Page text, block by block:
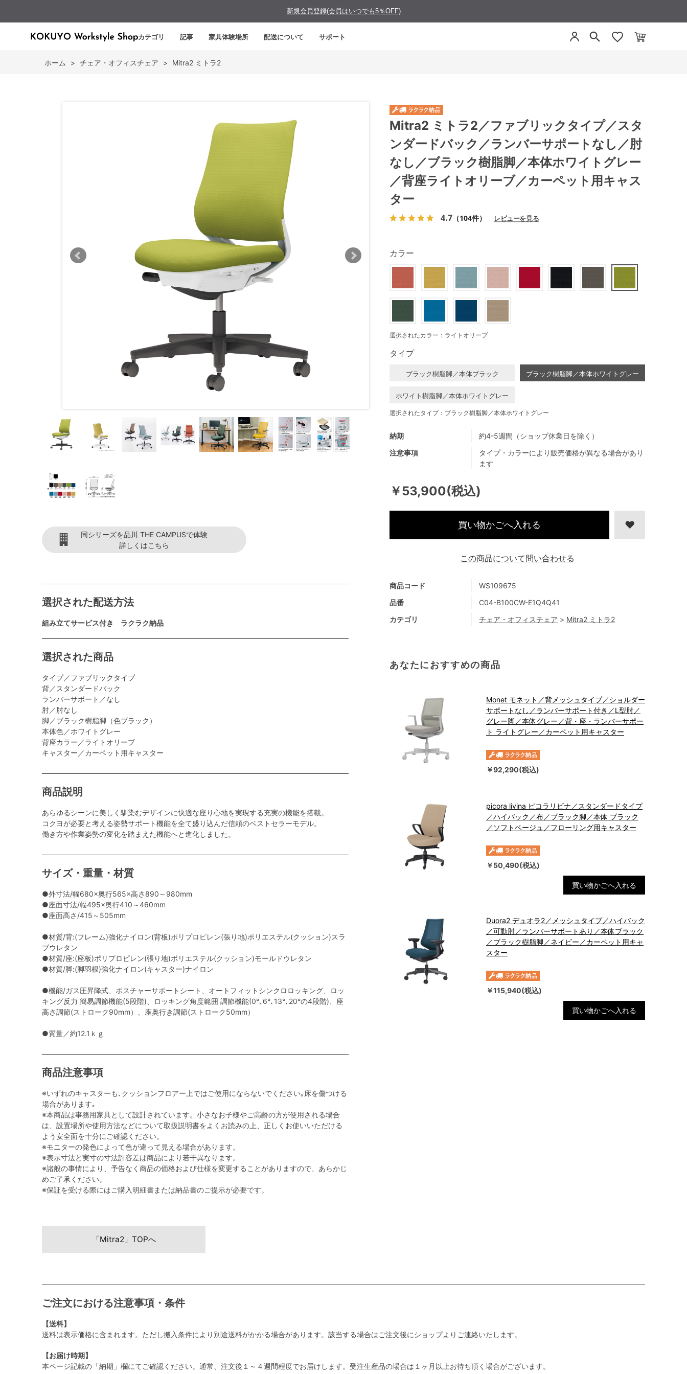
新規会員登録(会員はいつでも5％OFF)
カテゴリ 記事 家具体験場所 配送について サポート
ホーム > チェア・オフィスチェア > Mitra2 ミトラ2
同シリーズを品川 THE CAMPUSで体験
詳しくはこちら
選択された配送方法
組み立てサービス付き ラクラク納品
選択された商品
タイプ／ファブリックタイプ
背／スタンダードバック
ランバーサポート／なし
肘／肘なし
脚／ブラック樹脂脚（色ブラック）
本体色／ホワイトグレー
背座カラー／ライトオリーブ
キャスター／カーペット用キャスター
商品説明
あらゆるシーンに美しく馴染むデザインに快適な座り心地を実現する充実の機能を搭載。
コクヨが必要と考える姿勢サポート機能を全て盛り込んだ信頼のベストセラーモデル。
働き方や作業姿勢の変化を踏まえた機能へと進化しました。
サイズ・重量・材質
●外寸法/幅680×奥行565×高さ890～980mm
●座面寸法/幅495×奥行410～460mm
●座面高さ/415～505mm
●材質/背:(フレーム)強化ナイロン(背板)ポリプロピレン(張り地)ポリエステル(クッション)スラ
ブウレタン
●材質/座:(座板)ポリプロピレン(張り地)ポリエステル(クッション)モールドウレタン
●材質/脚:(脚羽根)強化ナイロン(キャスター)ナイロン
●機能/ガス圧昇降式、ポスチャーサポートシート、オートフィットシンクロロッキング、ロッ
キング反力 簡易調節機能(5段階)、ロッキング角度範囲 調節機能(0°､6°､13°､20°の4段階)、座
高さ調節(ストローク90mm）、座奥行き調節(ストローク50mm）
●質量／約12.1ｋｇ
商品注意事項
※いずれのキャスターも､クッションフロアー上ではご使用にならないでください｡床を傷つける
場合があります｡
※本商品は事務用家具として設計されています。小さなお子様やご高齢の方が使用される場合
は、設置場所や使用方法などについて取扱説明書をよくお読みの上、正しくお使いいただける
よう安全面を十分にご確認ください。
※モニターの発色によって色が違って見える場合があります。
※表示寸法と実寸の寸法許容差は商品により若干異なります。
※諸般の事情により、予告なく商品の価格および仕様を変更することがありますので、あらかじ
めご了承ください。
※保証を受ける際にはご購入明細書または納品書のご提示が必要です。
Mitra2 ミトラ2／ファブリックタイプ／スタ
ンダードバック／ランバーサポートなし／肘
なし／ブラック樹脂脚／本体ホワイトグレー
／背座ライトオリーブ／カーペット用キャス
ター
4.7 （104件） レビューを見る
￥53,900(税込)
商品コード
WS109675
品番
C04-B100CW-E1Q4Q41
カテゴリ
チェア・オフィスチェア > Mitra2 ミトラ2
注意事項
タイプ・カラーにより販売価格が異なる場合があり
ます
納期 約4-5週間（ショップ休業日を除く）
カラー
選択されたカラー：ライトオリーブ
タイプ
ブラック樹脂脚／本体ブラック ブラック樹脂脚／本体ホワイトグレー
ホワイト樹脂脚／本体ホワイトグレー
選択されたタイプ：ブラック樹脂脚／本体ホワイトグレー
買い物かごへ入れる
あなたにおすすめの商品
Monet モネット／背メッシュタイプ／ショルダー
サポートなし／ランバーサポート付き／L型肘／
グレー脚／本体グレー／背・座・ランバーサポー
ト ライトグレー／カーペット用キャスター
￥92,290(税込)
picora livina ピコラリビナ／スタンダードタイプ
／ハイバック／布／ブラック脚／本体 ブラック
／ソフトベージュ／フローリング用キャスター
￥50,490(税込)
買い物かごへ入れる
Duora2 デュオラ2／メッシュタイプ／ハイバック
／可動肘／ランバーサポートあり／本体ブラック
／ブラック樹脂脚／ネイビー／カーペット用キャ
スター
￥115,940(税込)
買い物かごへ入れる
この商品について問い合わせる
「Mitra2」TOPへ
ご注文における注意事項・条件
【送料】
送料は表示価格に含まれます。ただし搬入条件により別途送料がかかる場合があります。該当する場合はご注文後にショップよりご連絡いたします。
【お届け時期】
本ページ記載の「納期」欄にてご確認ください。通常、注文後１～４週間程度でお届けします。受注生産品の場合は１ヶ月以上お待ち頂く場合がございます。